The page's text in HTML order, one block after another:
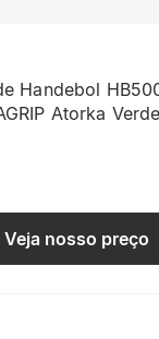
a velocidade
Handebol
Atorka
Veja nosso preço